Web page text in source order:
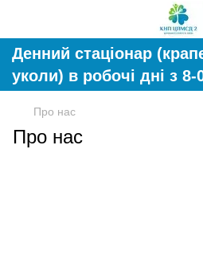
Денний стаціонар
уколи) в робочі дні з 8-
Про нас
Про нас